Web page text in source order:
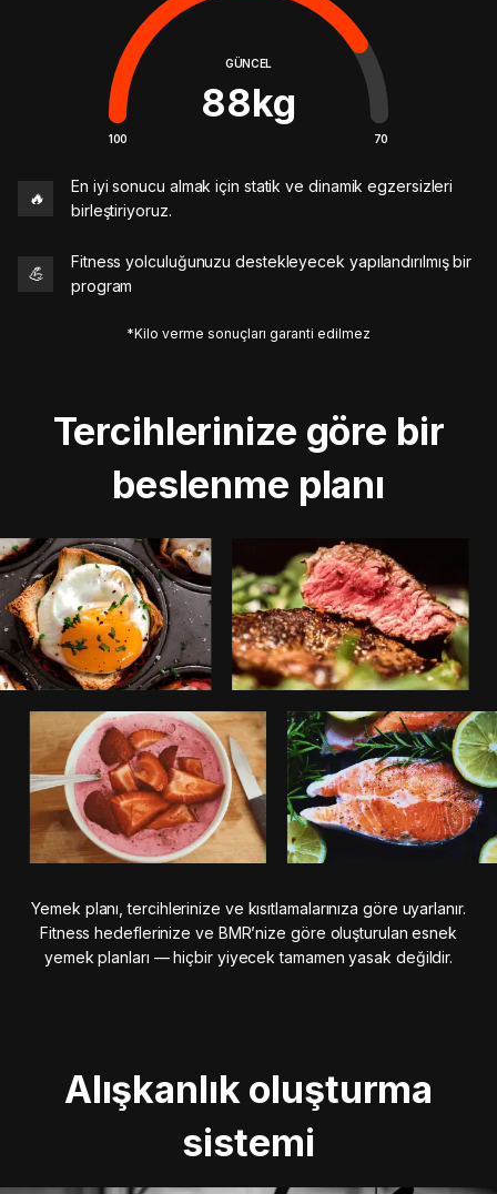
GÜNCEL
88kg
100 70
🔥
En iyi sonucu almak için statik ve dinamik egzersizleri
birleştiriyoruz.
💪
Fitness yolculuğunuzu destekleyecek yapılandırılmış bir
program
*Kilo verme sonuçları garanti edilmez
Tercihlerinize göre bir
beslenme planı
Yemek planı, tercihlerinize ve kısıtlamalarınıza göre uyarlanır.
Fitness hedeflerinize ve BMR’nize göre oluşturulan esnek
yemek planları — hiçbir yiyecek tamamen yasak değildir.
Alışkanlık oluşturma
sistemi